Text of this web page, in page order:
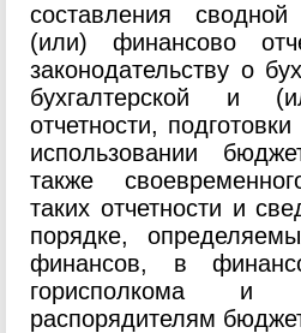
составления
(или) финансово
законодательству о
бухгалтерской и
отчетности,
использовании
также
таких отчетности и
порядке,
финансов, в
горисполкома и
распорядителям